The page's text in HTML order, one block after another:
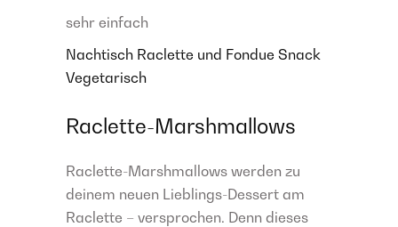
sehr einfach
Nachtisch Raclette und Fondue Snack
Vegetarisch
Raclette-Marshmallows
Raclette-Marshmallows werden zu
deinem neuen Lieblings-Dessert am
Raclette – versprochen. Denn dieses